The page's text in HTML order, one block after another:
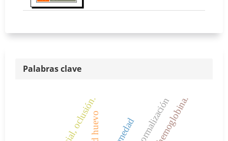
Palabras clave